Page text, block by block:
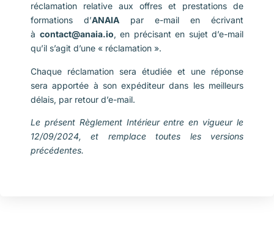
réclamation relative aux offres et prestations de
formations d’ANAIA par e-mail en écrivant
à contact@anaia.io, en précisant en sujet d’e-mail
qu’il s’agit d’une « réclamation ».
Chaque réclamation sera étudiée et une réponse
sera apportée à son expéditeur dans les meilleurs
délais, par retour d’e-mail.
Le présent Règlement Intérieur entre en vigueur le
12/09/2024, et remplace toutes les versions
précédentes.